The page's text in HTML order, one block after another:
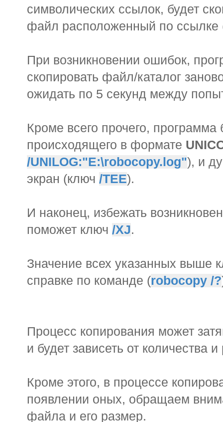
символических ссылок, будет
файл расположенный по
При возникновении ошибок,
скопировать файл/каталог
ожидать по 5 секунд между
Кроме всего прочего, программа
происходящего в формате
/UNILOG:"E:\robocopy.log"), и
экран (ключ /TEE).
И наконец, избежать
поможет ключ /XJ.
Значение всех указанных выше
справке по команде (robocopy /?
Процесс копирования может
и будет зависеть от количества
Кроме этого, в процессе
появлении оных, обращаем
файла и его размер.